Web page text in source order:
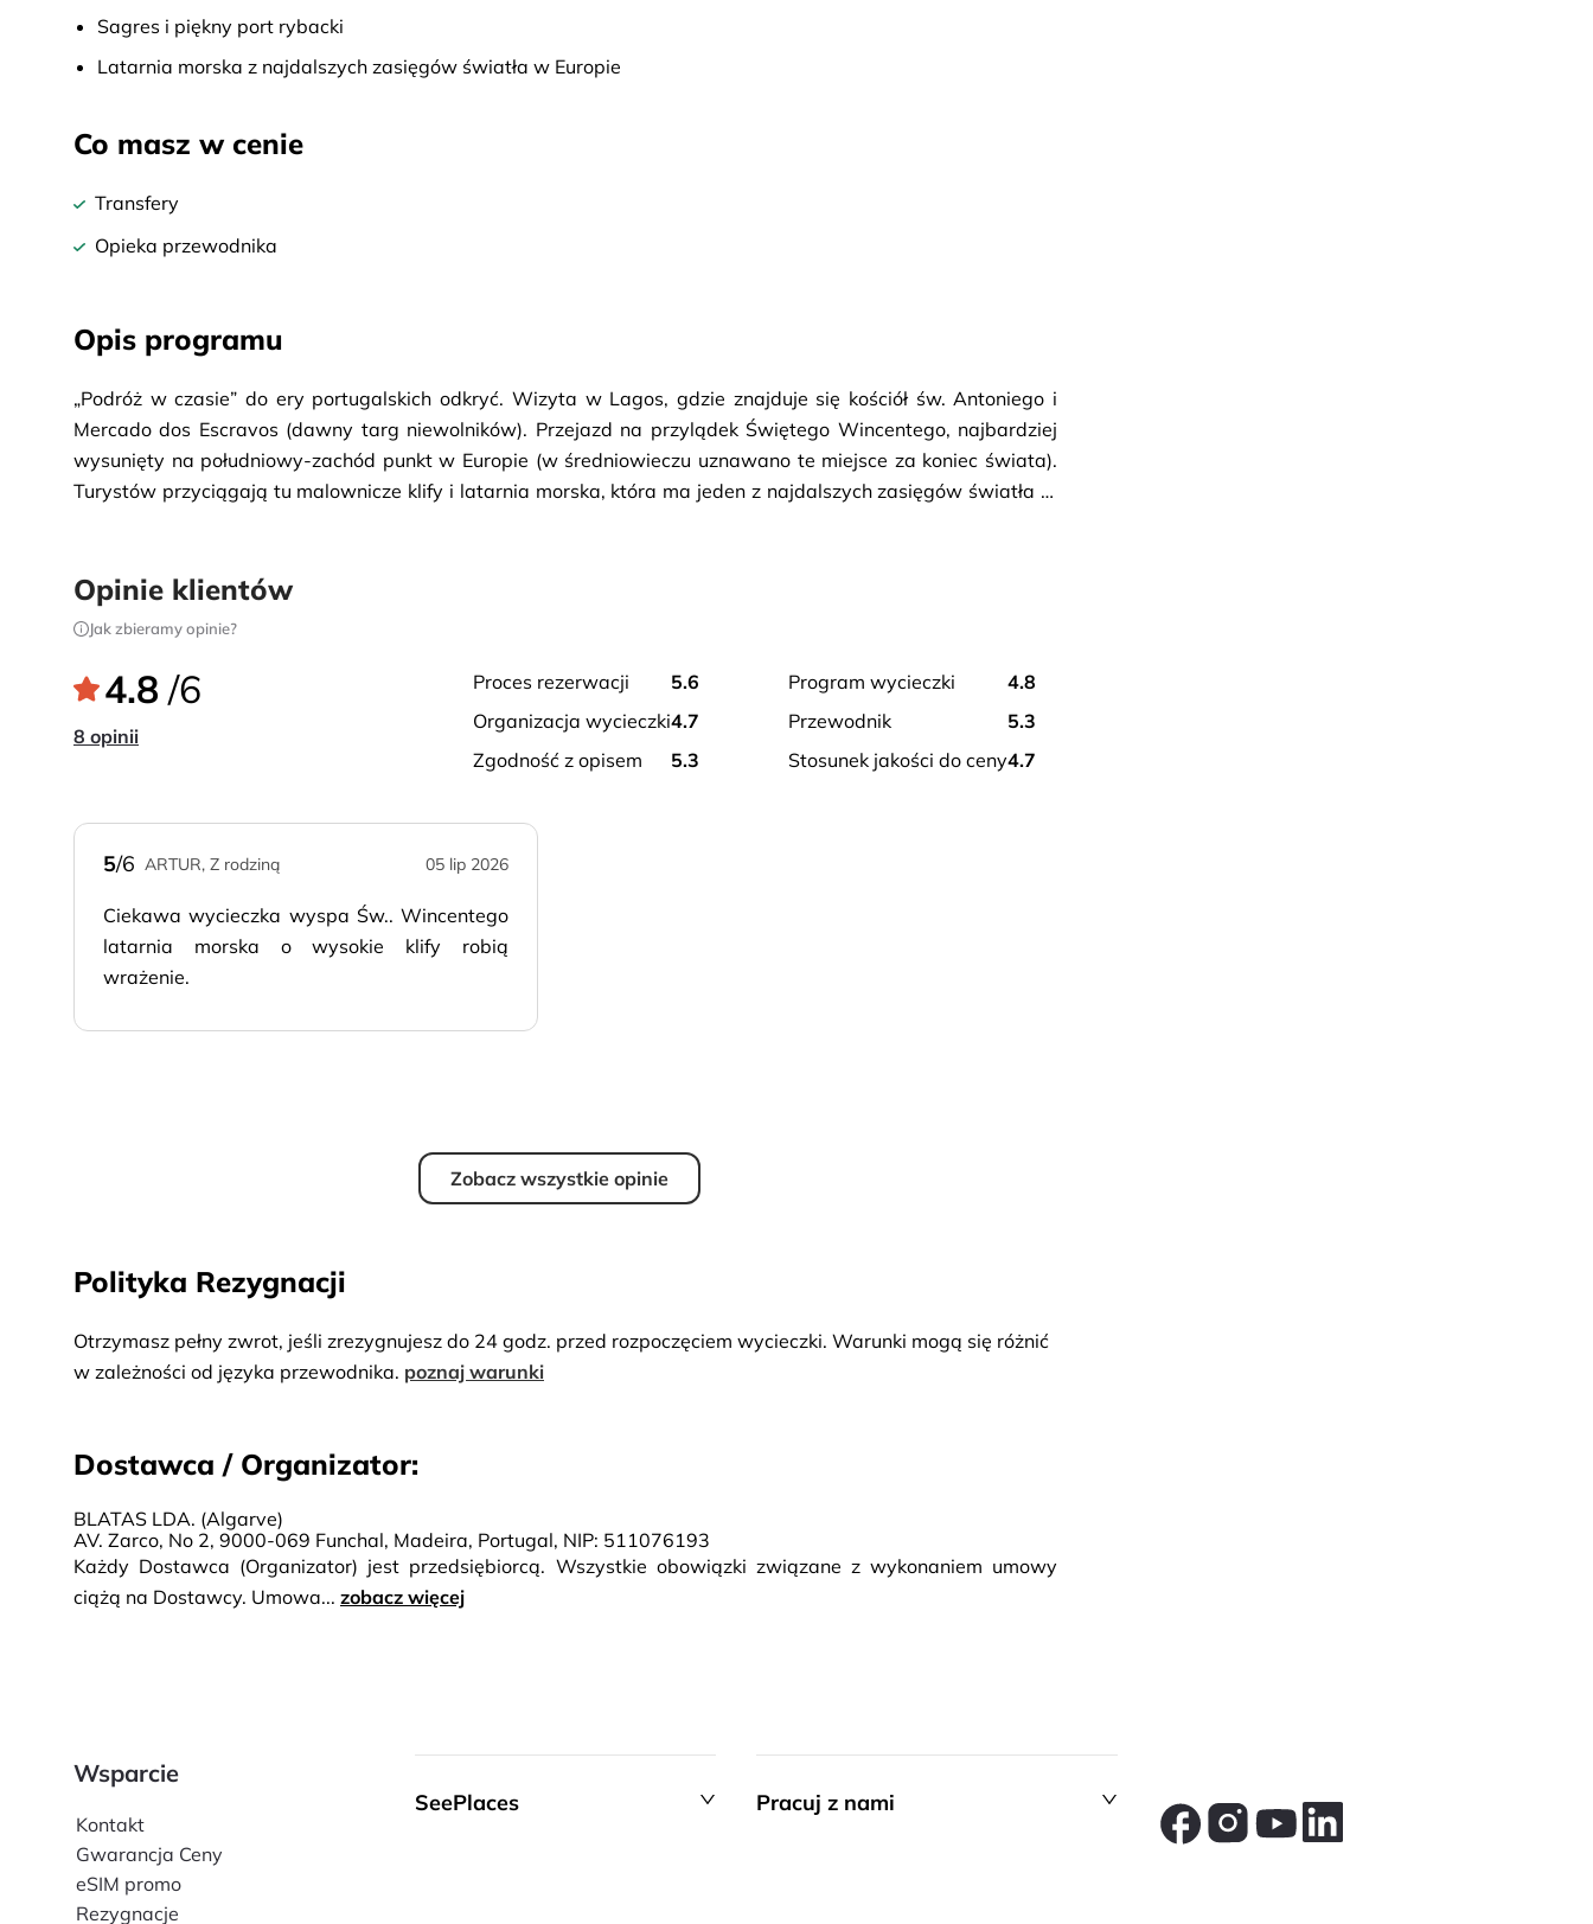
Sagres i piękny port rybacki
Latarnia morska z najdalszych zasięgów światła w Europie
Co masz w cenie
Transfery
Opieka przewodnika
Opis programu
„Podróż w czasie” do ery portugalskich odkryć. Wizyta w Lagos, gdzie znajduje się kościół św. Antoniego i
Mercado dos Escravos (dawny targ niewolników). Przejazd na przylądek Świętego Wincentego, najbardziej
wysunięty na południowy-zachód punkt w Europie (w średniowieczu uznawano te miejsce za koniec świata).
Turystów przyciągają tu malownicze klify i latarnia morska, która ma jeden z najdalszych zasięgów światła w
Opinie klientów
Jak zbieramy opinie?
4.8 /6
8 opinii
proces rezerwacji 5.6 program wycieczki
4.8
organizacja wycieczki4.7 przewodnik
5.3
zgodność z opisem
5.3 stosunek jakości do ceny4.7
5/6 ARTUR, Z rodziną 05 lip 2026
Ciekawa wycieczka wyspa Św.. Wincentego
latarnia morska o wysokie klify robią
wrażenie.
Zobacz wszystkie opinie
Polityka Rezygnacji
Otrzymasz pełny zwrot, jeśli zrezygnujesz do 24 godz. przed rozpoczęciem wycieczki. Warunki mogą się różnić
w zależności od języka przewodnika. poznaj warunki
Dostawca / Organizator:
BLATAS LDA. (Algarve)
AV. Zarco, No 2, 9000-069 Funchal, Madeira, Portugal, NIP: 511076193
Każdy Dostawca (Organizator) jest przedsiębiorcą. Wszystkie obowiązki związane z wykonaniem umowy
ciążą na Dostawcy. Umowa... zobacz więcej
Wsparcie
Kontakt
Gwarancja Ceny
eSIM promo
Rezygnacje
SeePlaces Pracuj z nami